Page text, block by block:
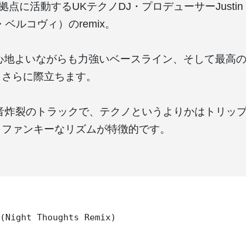
点に活動するUKテクノDJ・プロデューサーJustin
ルコヴィ）のremix。
地よいながらも力強いベースライン、そして最高
らに際立ちます。
炸裂のトラックで、テクノというよりかはトリッ
ァンキーなリズムが特徴的です。
Thoughts Remix)